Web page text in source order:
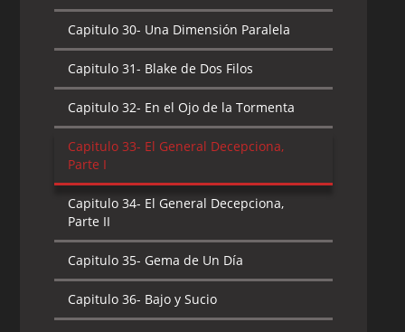
Capitulo 30- Una Dimensión Paralela
Capitulo 31- Blake de Dos Filos
Capitulo 32- En el Ojo de la Tormenta
Capitulo 33- El General Decepciona,
Parte I
Capitulo 34- El General Decepciona,
Parte II
Capitulo 35- Gema de Un Día
Capitulo 36- Bajo y Sucio